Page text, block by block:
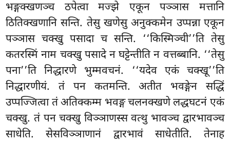
भङ्गक्खणञ्च ठपेत्वा मज्झे एकून पञ्ञास मत्तानि
ठितिक्खणानि सन्ति. तेसु खणेसु अनुक्कमेन उप्पन्ना एकून
पञ्ञास चक्खु पसादा च सन्ति. ‘‘किस्मिञ्ची’’ति तेसु
कतरस्मिं नाम चक्खु पसादे न घट्टेन्तीति न वत्तब्बानि. ‘‘तेसु
पना’’ति निद्धारणे भुम्मवचनं. ‘‘यदेव एकं चक्खू’’ति
निद्धारणीयं. तं पन कतमन्ति. अतीत भवङ्गेन सद्धिं
उप्पज्जित्वा तं अतिक्कम्म भवङ्ग चलनक्खणे लद्धघटनं एकं
चक्खु. तं पन चक्खु विञ्ञाणस्स वत्थु भावञ्च द्वारभावञ्च
साधेति. सेसविञ्ञाणानं द्वारभावं साधेतीति. तेनाह